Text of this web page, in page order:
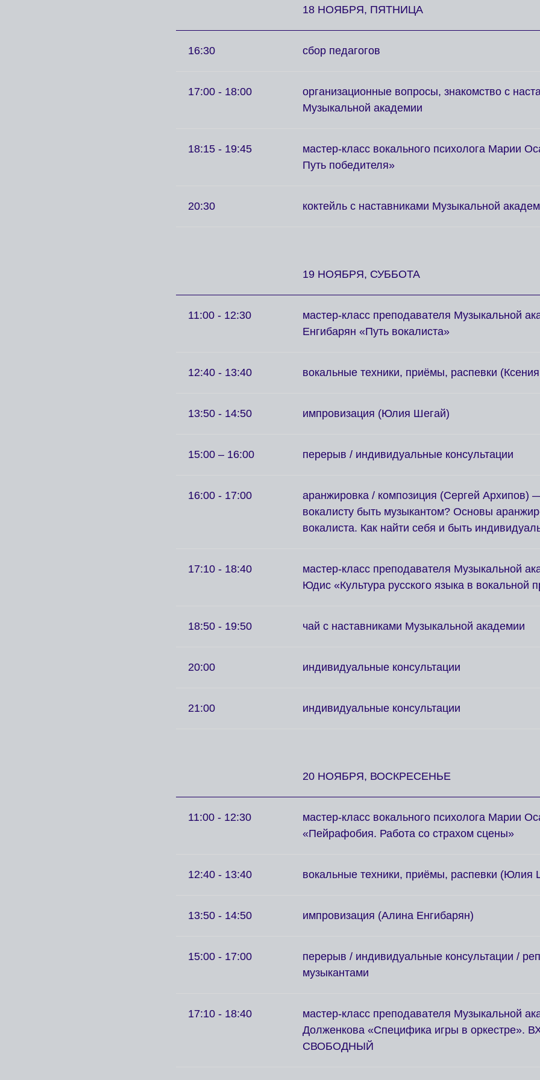
18 НОЯБРЯ, ПЯТНИЦА
16:30 сбор педагогов
17:00 - 18:00
организационные вопросы, знакомство с
Музыкальной академии
18:15 - 19:45
мастер-класс вокального психолога Марии
Путь победителя»
20:30 коктейль с наставниками Музыкальной
19 НОЯБРЯ, СУББОТА
11:00 - 12:30
мастер-класс преподавателя Музыкальной
Енгибарян «Путь вокалиста»
12:40 - 13:40 вокальные техники, приёмы, распевки
13:50 - 14:50 импровизация (Юлия Шегай)
15:00 – 16:00 перерыв / индивидуальные консультации
16:00 - 17:00
аранжировка / композиция (Сергей Архипов)
вокалисту быть музыкантом? Основы
вокалиста. Как найти себя и быть
17:10 - 18:40
мастер-класс преподавателя Музыкальной
Юдис «Культура русского языка в вокальной
18:50 - 19:50 чай с наставниками Музыкальной академии
20:00 индивидуальные консультации
21:00 индивидуальные консультации
20 НОЯБРЯ, ВОСКРЕСЕНЬЕ
11:00 - 12:30
мастер-класс вокального психолога Марии
«Пейрафобия. Работа со страхом сцены»
12:40 - 13:40 вокальные техники, приёмы, распевки (Юлия
13:50 - 14:50 импровизация (Алина Енгибарян)
15:00 - 17:00
перерыв / индивидуальные консультации /
музыкантами
17:10 - 18:40
мастер-класс преподавателя Музыкальной
Долженкова «Специфика игры в оркестре».
СВОБОДНЫЙ